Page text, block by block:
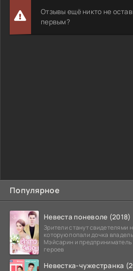
Популярное
Невеста поневоле (2018)
Зрители станут свидетелями
которую попали дочка
Мэйсарин и
героев
Невестка-чужестранка
Отзывы ещё никто не
первым?